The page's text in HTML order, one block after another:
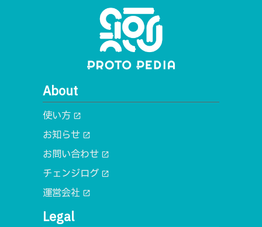
About
使い方 open_in_new
お知らせ open_in_new
お問い合わせ open_in_new
チェンジログ open_in_new
運営会社 open_in_new
Legal